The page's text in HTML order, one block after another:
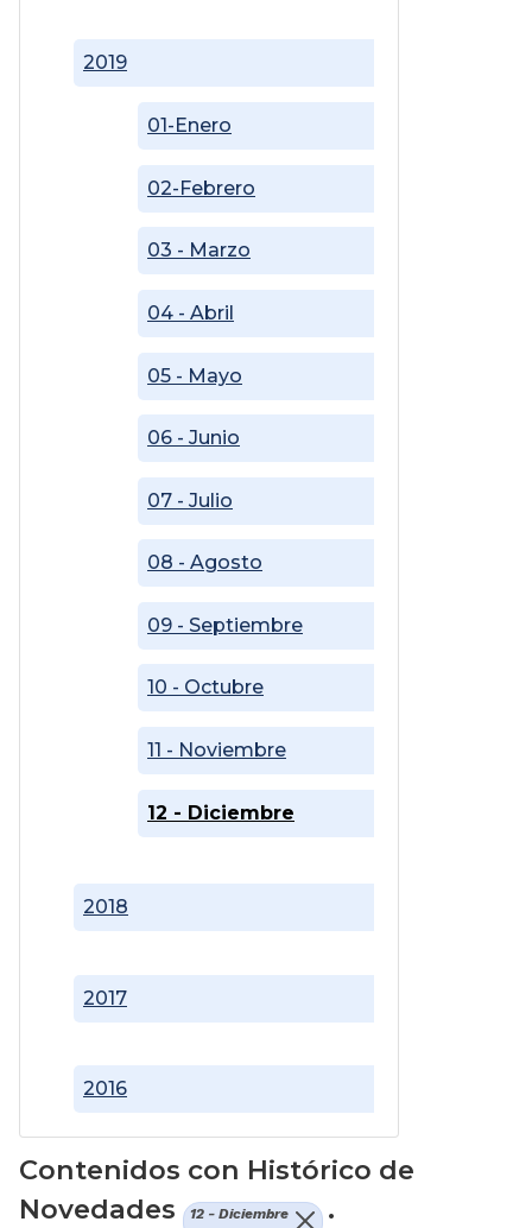
2016
2017
2018
2019
01-Enero
02-Febrero
03 - Marzo
04 - Abril
05 - Mayo
06 - Junio
07 - Julio
08 - Agosto
09 - Septiembre
10 - Octubre
11 - Noviembre
12 - Diciembre
Contenidos con Histórico de
Novedades
12 - Diciembre .